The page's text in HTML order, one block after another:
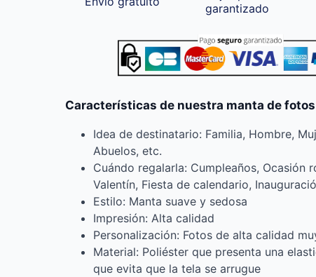
garantizado
Características de nuestra manta de
Idea de destinatario: Familia, Hombre,
Abuelos, etc.
Cuándo regalarla: Cumpleaños, Ocasión
Valentín, Fiesta de calendario,
Estilo: Manta suave y sedosa
Impresión: Alta calidad
Personalización: Fotos de alta calidad
Material: Poliéster que presenta una
que evita que la tela se arrugue